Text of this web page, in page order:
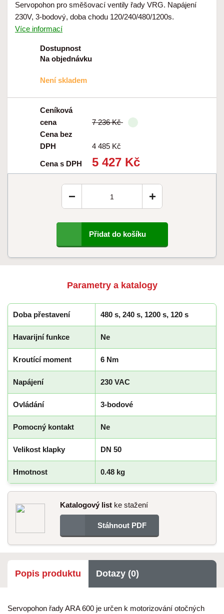
Servopohon pro směšovací ventily řady VRG. Napájení
230V, 3-bodový, doba chodu 120/240/480/1200s.
Více informací
Dostupnost
Na objednávku
Není skladem
Ceníková
cena
7 236 Kč
Cena bez
DPH
4 485 Kč
Cena s DPH 5 427 Kč
+
−
Přidat do košíku
Parametry a katalogy
Doba přestavení 480 s, 240 s, 1200 s, 120 s
Havarijní funkce Ne
Kroutící moment 6 Nm
Napájení 230 VAC
Ovládání 3-bodové
Pomocný kontakt Ne
Velikost klapky DN 50
Hmotnost 0.48 kg
Katalogový list ke stažení
Stáhnout PDF
Popis produktu Dotazy (0)
Servopohon řady ARA 600 je určen k motorizování otočných